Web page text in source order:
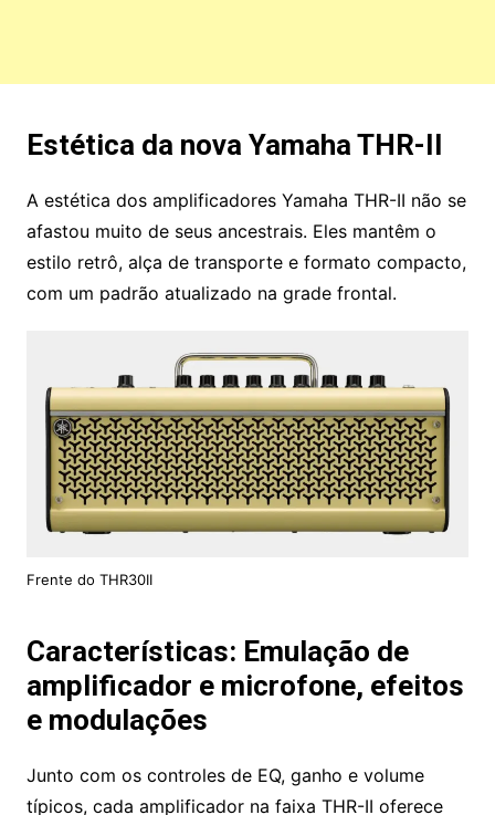
Estética da nova Yamaha THR-II
A estética dos amplificadores Yamaha THR-II não se
afastou muito de seus ancestrais. Eles mantêm o
estilo retrô, alça de transporte e formato compacto,
com um padrão atualizado na grade frontal.
Frente do THR30II
Características: Emulação de
amplificador e microfone, efeitos
e modulações
Junto com os controles de EQ, ganho e volume
típicos, cada amplificador na faixa THR-II oferece